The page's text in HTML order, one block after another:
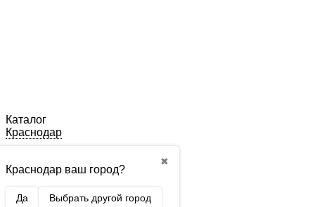
Каталог
Краснодар
✖
Краснодар ваш город?
Да Выбрать другой город